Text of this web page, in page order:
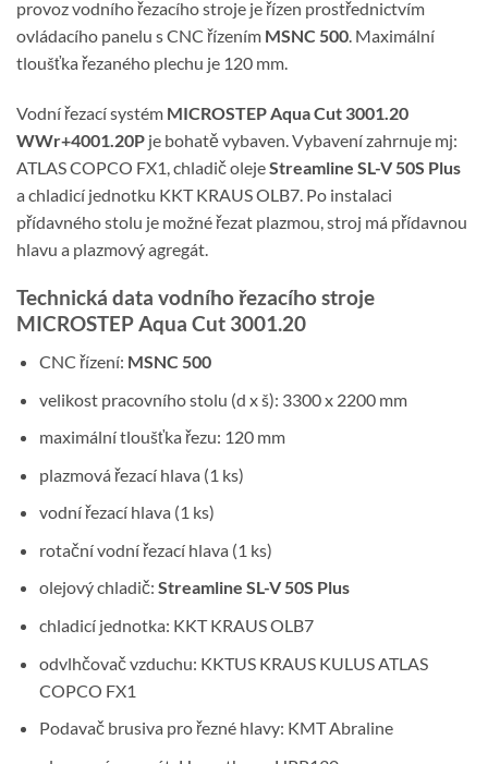
provoz vodního řezacího stroje je řízen prostřednictvím
ovládacího panelu s CNC řízením MSNC 500 . Maximální
tloušťka řezaného plechu je 120 mm.
Vodní řezací systém MICROSTEP Aqua Cut 3001.20
WWr+4001.20P je bohatě vybaven. Vybavení zahrnuje mj:
ATLAS COPCO FX1, chladič olejeStreamline SL-V 50S Plus
a chladicí jednotku KKT KRAUS OLB7. Po instalaci
přídavného stolu je možné řezat plazmou, stroj má přídavnou
hlavu a plazmový agregát.
Technická data vodního řezacího stroje
MICROSTEP Aqua Cut 3001.20
CNC řízení: MSNC 500
velikost pracovního stolu (d x š): 3300 x 2200 mm
maximální tloušťka řezu: 120 mm
plazmová řezací hlava (1 ks)
vodní řezací hlava (1 ks)
rotační vodní řezací hlava (1 ks)
olejový chladič: Streamline SL-V 50S Plus
chladicí jednotka: KKT KRAUS OLB7
odvlhčovač vzduchu: KKTUS KRAUS KULUS ATLAS
COPCO FX1
Podavač brusiva pro řezné hlavy: KMT Abraline